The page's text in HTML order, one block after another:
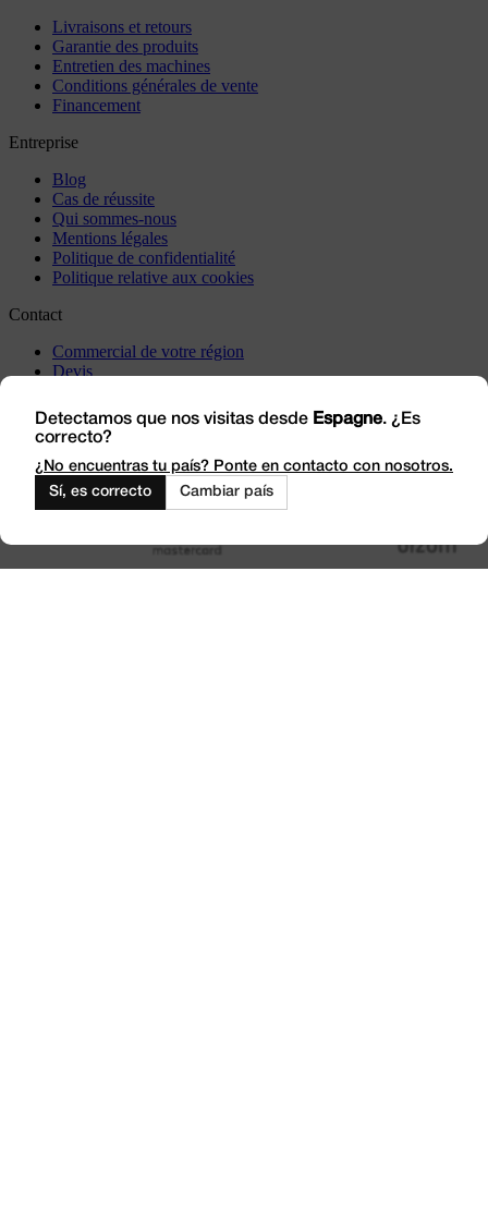
Livraisons et retours
Garantie des produits
Entretien des machines
Conditions générales de vente
Financement
Entreprise
Blog
Cas de réussite
Qui sommes-nous
Mentions légales
Politique de confidentialité
Politique relative aux cookies
Contact
Commercial de votre région
Devis
Rendez-nous visite
Travaillez avec nous
Outlet
Detectamos que nos visitas desde Espagne. ¿Es
correcto?
¿No encuentras tu país? Ponte en contacto con nosotros.
Sí, es correcto
Cambiar país